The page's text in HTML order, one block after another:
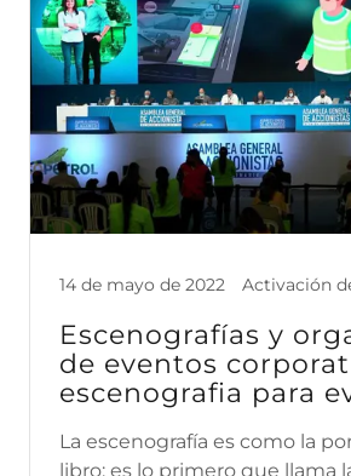
14 de mayo de 2022
Escenografías y
de eventos
escenografia para
La escenografía es como la
libro: es lo primero que llama